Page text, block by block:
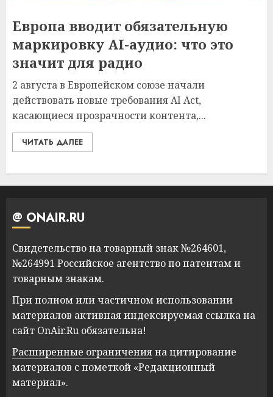
Европа вводит обязательную
маркировку AI-аудио: что это
значит для радио
2 августа в Европейском союзе начали
действовать новые требования AI Act,
касающиеся прозрачности контента,...
ЧИТАТЬ ДАЛЕЕ
@ ONAIR.RU
Свидетельство на товарный знак №264601,
№264991 Российское агентство по патентам и
товарным знакам.
При полном или частичном использовании
материалов активная индексируемая ссылка на
сайт OnAir.Ru обязательна!
Расширенные ограниченияна цитирование
материалов с пометкой «Редакционный
материал».